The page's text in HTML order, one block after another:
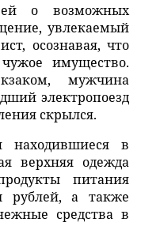
о возможных
увлекаемый
осознавая, что
имущество.
мужчина
электропоезд
скрылся.
находившиеся в
верхняя одежда
питания
рублей, а также
средства в